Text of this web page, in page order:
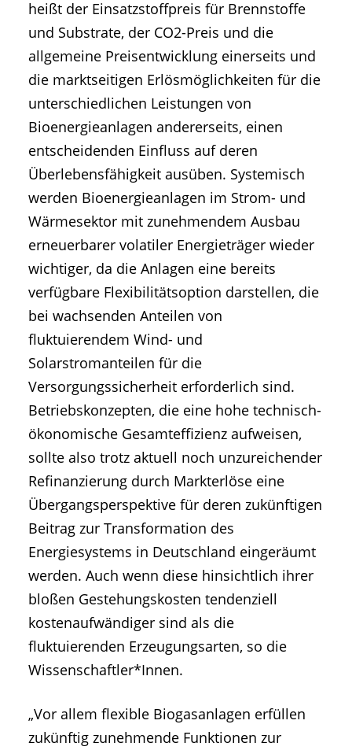
heißt der Einsatzstoffpreis für Brennstoffe
und Substrate, der CO2-Preis und die
allgemeine Preisentwicklung einerseits und
die marktseitigen Erlösmöglichkeiten für die
unterschiedlichen Leistungen von
Bioenergieanlagen andererseits, einen
entscheidenden Einfluss auf deren
Überlebensfähigkeit ausüben. Systemisch
werden Bioenergieanlagen im Strom- und
Wärmesektor mit zunehmendem Ausbau
erneuerbarer volatiler Energieträger wieder
wichtiger, da die Anlagen eine bereits
verfügbare Flexibilitätsoption darstellen, die
bei wachsenden Anteilen von
fluktuierendem Wind- und
Solarstromanteilen für die
Versorgungssicherheit erforderlich sind.
Betriebskonzepten, die eine hohe technisch-
ökonomische Gesamteffizienz aufweisen,
sollte also trotz aktuell noch unzureichender
Refinanzierung durch Markterlöse eine
Übergangsperspektive für deren zukünftigen
Beitrag zur Transformation des
Energiesystems in Deutschland eingeräumt
werden. Auch wenn diese hinsichtlich ihrer
bloßen Gestehungskosten tendenziell
kostenaufwändiger sind als die
fluktuierenden Erzeugungsarten, so die
Wissenschaftler*Innen.
„Vor allem flexible Biogasanlagen erfüllen
zukünftig zunehmende Funktionen zur